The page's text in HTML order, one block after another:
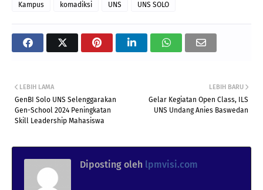
Kampus komadiksi UNS UNS SOLO
LEBIH BARU
Gelar Kegiatan Open Class, ILS
UNS Undang Anies Baswedan
LEBIH LAMA
GenBI Solo UNS Selenggarakan
Gen-School 2024 Peningkatan
Skill Leadership Mahasiswa
Diposting oleh lpmvisi.com